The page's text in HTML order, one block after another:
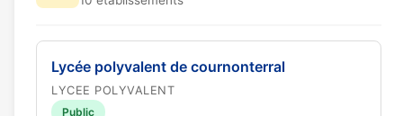
Lycée polyvalent de cournonterral
LYCEE POLYVALENT
Public